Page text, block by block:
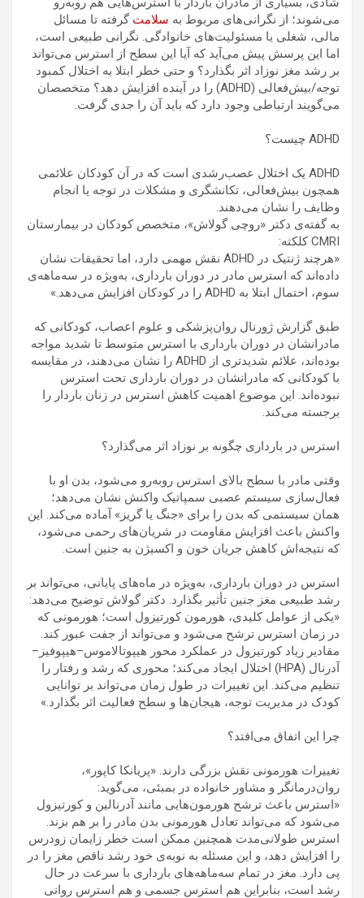
می‌شوند؛ از نگرانی‌های مربوط به سلامت گرفته تا مسائل
مالی، شغلی یا مسئولیت‌های خانوادگی. نگرانی طبیعی است،
اما این پرسش پیش می‌آید که آیا این سطح از استرس می‌تواند
بر رشد مغز نوزاد اثر بگذارد؟ و حتی خطر ابتلا به اختلال کمبود
توجه/بیش‌فعالی (ADHD) را در آینده افزایش دهد؟ متخصصان
می‌گویند ارتباطی وجود دارد که باید آن را جدی گرفت.
ADHD چیست؟
ADHD یک اختلال عصب‌رشدی است که در آن کودکان علائمی
همچون بیش‌فعالی، تکانشگری و مشکلات در توجه یا انجام
وظایف را نشان می‌دهند.
به گفته‌ی دکتر «روچی گولاش»، متخصص کودکان در بیمارستان
CMRI کلکته:
«هرچند ژنتیک در ADHD نقش مهمی دارد، اما تحقیقات نشان
داده‌اند که استرس مادر در دوران بارداری، به‌ویژه در سه‌ماهه‌ی
سوم، احتمال ابتلا به ADHD را در کودکان افزایش می‌دهد.»
طبق گزارش ژورنال روان‌پزشکی و علوم اعصاب، کودکانی که
مادرانشان در دوران بارداری با استرس متوسط تا شدید مواجه
بوده‌اند، علائم شدیدتری از ADHD را نشان می‌دهند، در مقایسه
با کودکانی که مادرانشان در دوران بارداری تحت استرس
نبوده‌اند. این موضوع اهمیت کاهش استرس در زنان باردار را
برجسته می‌کند.
استرس در بارداری چگونه بر نوزاد اثر می‌گذارد؟
وقتی مادر با سطح بالای استرس روبه‌رو می‌شود، بدن او با
فعال‌سازی سیستم عصبی سمپاتیک واکنش نشان می‌دهد؛
همان سیستمی که بدن را برای «جنگ یا گریز» آماده می‌کند. این
واکنش باعث افزایش مقاومت در شریان‌های رحمی می‌شود،
که نتیجه‌اش کاهش جریان خون و اکسیژن به جنین است.
استرس در دوران بارداری، به‌ویژه در ماه‌های پایانی، می‌تواند بر
رشد طبیعی مغز جنین تأثیر بگذارد. دکتر گولاش توضیح می‌دهد:
«یکی از عوامل کلیدی، هورمون کورتیزول است؛ هورمونی که
در زمان استرس ترشح می‌شود و می‌تواند از جفت عبور کند.
مقادیر زیاد کورتیزول در عملکرد محور هیپوتالاموس–هیپوفیز–
آدرنال (HPA) اختلال ایجاد می‌کند؛ محوری که رشد و رفتار را
تنظیم می‌کند. این تغییرات در طول زمان می‌تواند بر توانایی
کودک در مدیریت توجه، هیجان‌ها و سطح فعالیت اثر بگذارد.»
چرا این اتفاق می‌افتد؟
تغییرات هورمونی نقش بزرگی دارند. «پریانکا کاپور»،
روان‌درمانگر و مشاور خانواده در بمبئی، می‌گوید:
«استرس باعث ترشح هورمون‌هایی مانند آدرنالین و کورتیزول
می‌شود که می‌تواند تعادل هورمونی بدن مادر را بر هم بزند.
استرس طولانی‌مدت همچنین ممکن است خطر زایمان زودرس
را افزایش دهد، و این مسئله به نوبه‌ی خود رشد ناقص مغز را در
پی دارد. مغز در تمام سه‌ماهه‌های بارداری با سرعت در حال
رشد است، بنابراین هم استرس جسمی و هم استرس روانی